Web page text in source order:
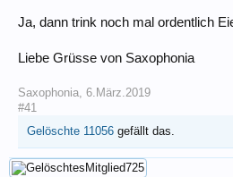
Ja, dann trink noch mal ordentlich
Liebe Grüsse von Saxophonia
Saxophonia, 6.März.2019
#41
Gelöschte 11056 gefällt das.